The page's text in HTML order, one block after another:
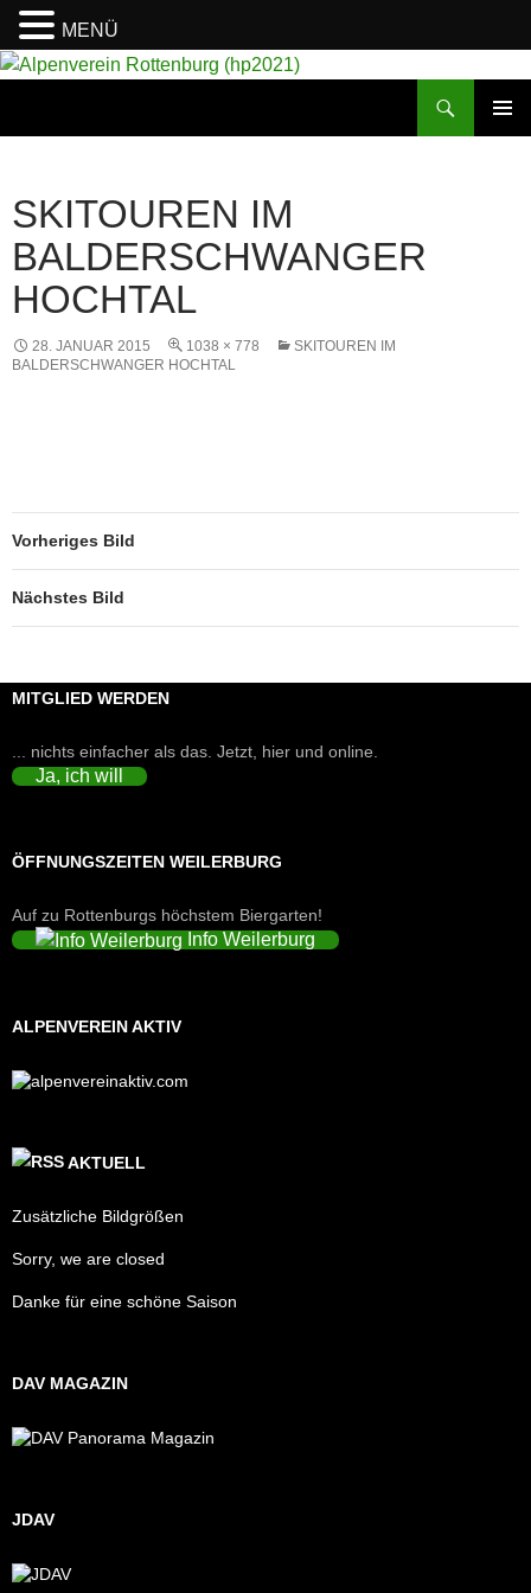
SKITOUREN IM
BALDERSCHWANGER
HOCHTAL
28. JANUAR 2015 1038 × 778
SKITOUREN IM
BALDERSCHWANGER HOCHTAL
Vorheriges Bild
Nächstes Bild
MITGLIED WERDEN
... nichts einfacher als das. Jetzt, hier und online.
Ja, ich will
ÖFFNUNGSZEITEN WEILERBURG
Auf zu Rottenburgs höchstem Biergarten!
Info Weilerburg
ALPENVEREIN AKTIV
AKTUELL
Zusätzliche Bildgrößen
Sorry, we are closed
Danke für eine schöne Saison
DAV MAGAZIN
JDAV
MENÜ